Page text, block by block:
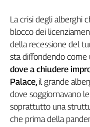
Fp
Nidil
Slc
Spi
Inca
Caaf
Speciali
G8
La crisi degli alberghi
blocco dei
della recessione del
sta diffondendo come
dove a chiudere
Palace, il grande
dove soggiornavano
soprattutto una
che prima della